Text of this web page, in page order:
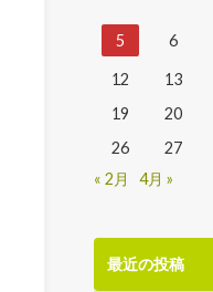
5
6
12 13
19
20
26
27
« 2月
4月 »
最近の投稿